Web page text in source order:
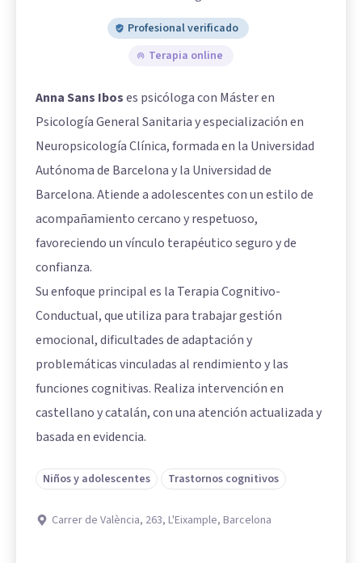
Profesional verificado
Terapia online
Anna Sans Iboses psicóloga con Máster en
Psicología General Sanitaria y especialización en
Neuropsicología Clínica, formada en la Universidad
Autónoma de Barcelona y la Universidad de
Barcelona. Atiende a adolescentes con un estilo de
acompañamiento cercano y respetuoso,
favoreciendo un vínculo terapéutico seguro y de
confianza.
Su enfoque principal es la Terapia Cognitivo-
Conductual, que utiliza para trabajar gestión
emocional, dificultades de adaptación y
problemáticas vinculadas al rendimiento y las
funciones cognitivas. Realiza intervención en
castellano y catalán, con una atención actualizada y
basada en evidencia.
Niños y adolescentes Trastornos cognitivos
Carrer de València, 263, L'Eixample, Barcelona